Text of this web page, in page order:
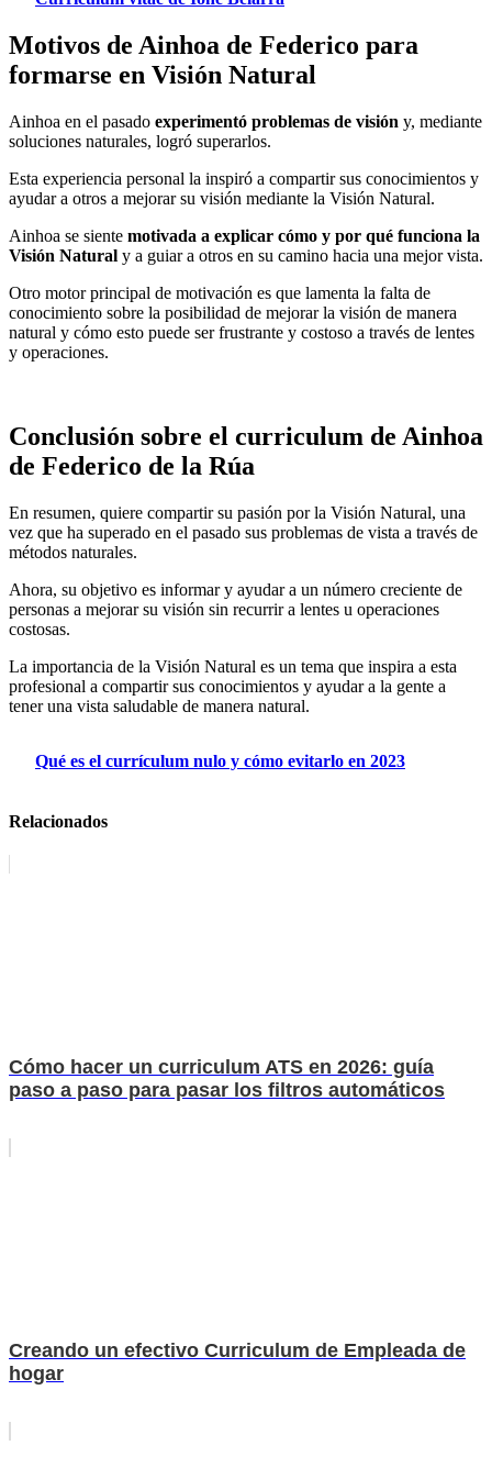
Motivos de Ainhoa de Federico para
formarse en Visión Natural
Ainhoa en el pasado experimentó problemas de visión y, mediante
soluciones naturales, logró superarlos.
Esta experiencia personal la inspiró a compartir sus conocimientos y
ayudar a otros a mejorar su visión mediante la Visión Natural.
Ainhoa se siente motivada a explicar cómo y por qué funciona la
Visión Natural y a guiar a otros en su camino hacia una mejor vista.
Otro motor principal de motivación es que lamenta la falta de
conocimiento sobre la posibilidad de mejorar la visión de manera
natural y cómo esto puede ser frustrante y costoso a través de lentes
y operaciones.
Conclusión sobre el curriculum de Ainhoa
de Federico de la Rúa
En resumen, quiere compartir su pasión por la Visión Natural, una
vez que ha superado en el pasado sus problemas de vista a través de
métodos naturales.
Ahora, su objetivo es informar y ayudar a un número creciente de
personas a mejorar su visión sin recurrir a lentes u operaciones
costosas.
La importancia de la Visión Natural es un tema que inspira a esta
profesional a compartir sus conocimientos y ayudar a la gente a
tener una vista saludable de manera natural.
Qué es el currículum nulo y cómo evitarlo en 2023
Relacionados
Cómo hacer un curriculum ATS en 2026: guía
paso a paso para pasar los filtros automáticos
Creando un efectivo Curriculum de Empleada de
hogar